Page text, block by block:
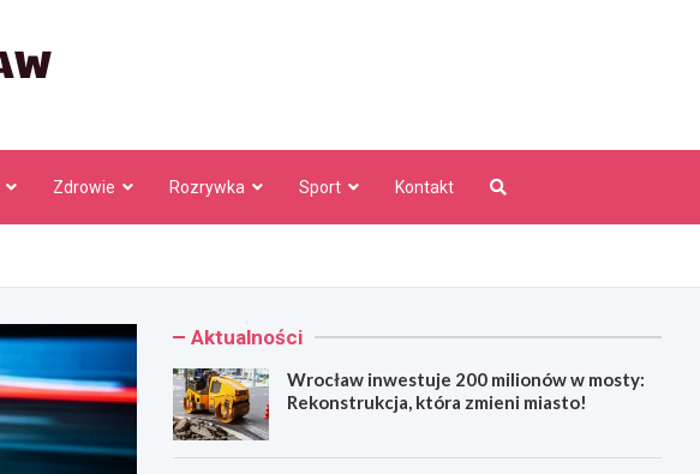
Zdrowie Rozrywka Sport Kontakt
Aktualności
Wrocław inwestuje 200 milionów w mosty:
Rekonstrukcja, która zmieni miasto!